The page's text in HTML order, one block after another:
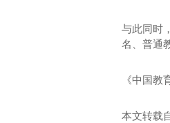
与此同时
名、普通
《中国教
本文转载